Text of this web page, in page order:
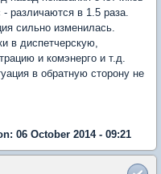
различаются в 1.5 раза.
сильно изменилась.
в диспетчерскую,
и комэнерго и т.д.
в обратную сторону не
06 October 2014 - 09:21